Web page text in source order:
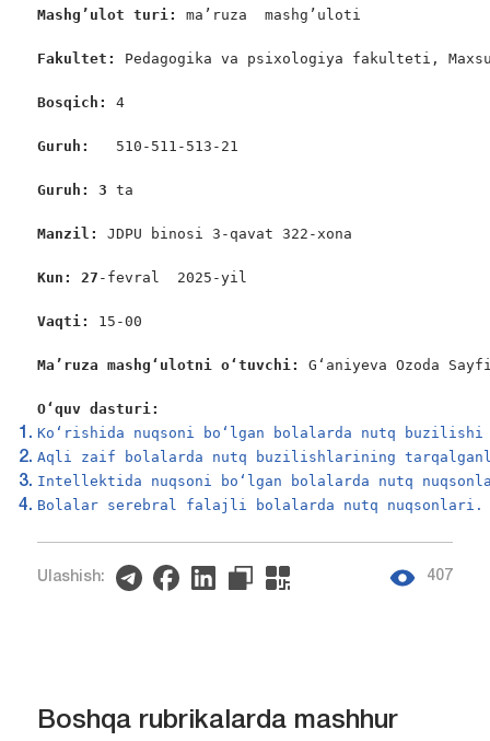
Mashg’ulot turi: ma’ruza  mashg’uloti
Fakultet: Pedagogika va psixologiya fakulteti,
Bosqich: 4
Guruh: 510-511-513-21
Guruh: 3 ta
Manzil: JDPU binosi 3-qavat 322-xona
Kun: 27 -fevral  2025-yil
Vaqti: 15-00
Ma’ruza mashgʻulotni oʻtuvchi: G‘aniyeva Ozoda
O‘quv dasturi:
Koʻrishida nuqsoni boʻlgan bolalarda nutq
Aqli zaif bolalarda nutq buzilishlarining
Intellektida nuqsoni boʻlgan bolalarda nutq
Bolalar serebral falajli bolalarda nutq nuqsonlari.
Ulashish: 407
Boshqa rubrikalarda mashhur